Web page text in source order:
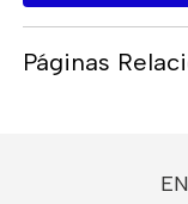
Páginas